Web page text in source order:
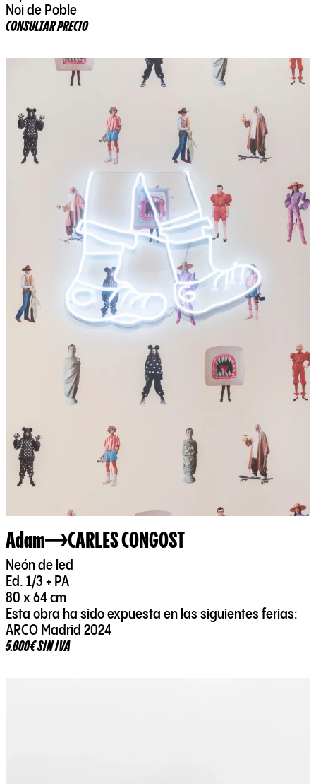
Noi de Poble
CONSULTAR PRECIO
Adam CARLES CONGOST
Neón de led
Ed. 1/3 + PA
80 x 64 cm
Esta obra ha sido expuesta en las siguientes ferias:
ARCO Madrid 2024
5.000€ SIN IVA